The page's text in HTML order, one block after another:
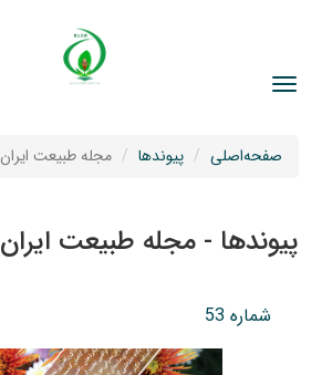
صفحه‌اصلی پیوندها مجله طبیعت ایران
پیوندها - مجله طبیعت ایران
شماره 53